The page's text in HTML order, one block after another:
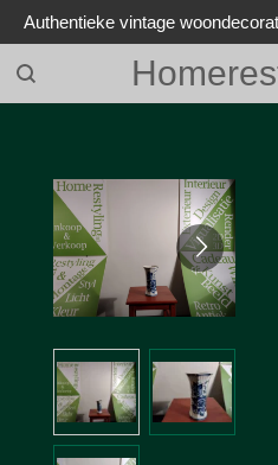
Ga
direct
naar
de
Authentieke vintage